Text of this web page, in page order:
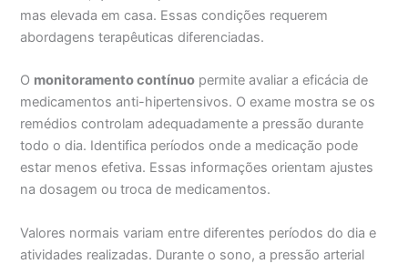
mas elevada em casa. Essas condições requerem
abordagens terapêuticas diferenciadas.
O monitoramento contínuo permite avaliar a eficácia de
medicamentos anti-hipertensivos. O exame mostra se os
remédios controlam adequadamente a pressão durante
todo o dia. Identifica períodos onde a medicação pode
estar menos efetiva. Essas informações orientam ajustes
na dosagem ou troca de medicamentos.
Valores normais variam entre diferentes períodos do dia e
atividades realizadas. Durante o sono, a pressão arterial